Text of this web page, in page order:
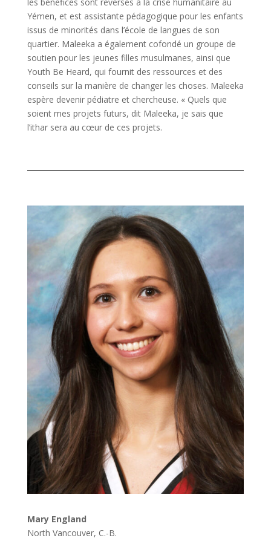
Yémen, et est assistante pédagogique pour les enfants
issus de minorités dans l’école de langues de son
quartier. Maleeka a également cofondé un groupe de
soutien pour les jeunes filles musulmanes, ainsi que
Youth Be Heard, qui fournit des ressources et des
conseils sur la manière de changer les choses. Maleeka
espère devenir pédiatre et chercheuse. « Quels que
soient mes projets futurs, dit Maleeka, je sais que
l’ithar sera au cœur de ces projets.
Mary England
North Vancouver, C.-B.